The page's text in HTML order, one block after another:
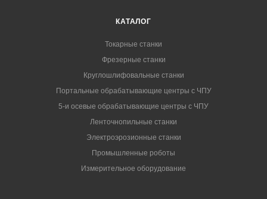
КАТАЛОГ
Токарные станки
Фрезерные станки
Круглошлифовальные станки
Портальные обрабатывающие центры с ЧПУ
5-и осевые обрабатывающие центры с ЧПУ
Ленточнопильные станки
Электроэрозионные станки
Промышленные роботы
Измерительное оборудование